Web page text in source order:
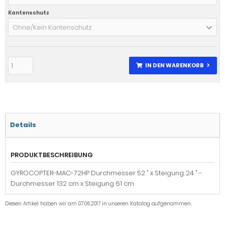
Kantenschutz
Ohne/Kein Kantenschutz
IN DEN WARENKORB
Details
PRODUKTBESCHREIBUNG
GYROCOPTER-MAC-72HP Durchmesser 52 " x Steigung: 24 " -
Durchmesser 132 cm x Steigung 61 cm
Diesen Artikel haben wir am 07.06.2017 in unseren Katalog aufgenommen.